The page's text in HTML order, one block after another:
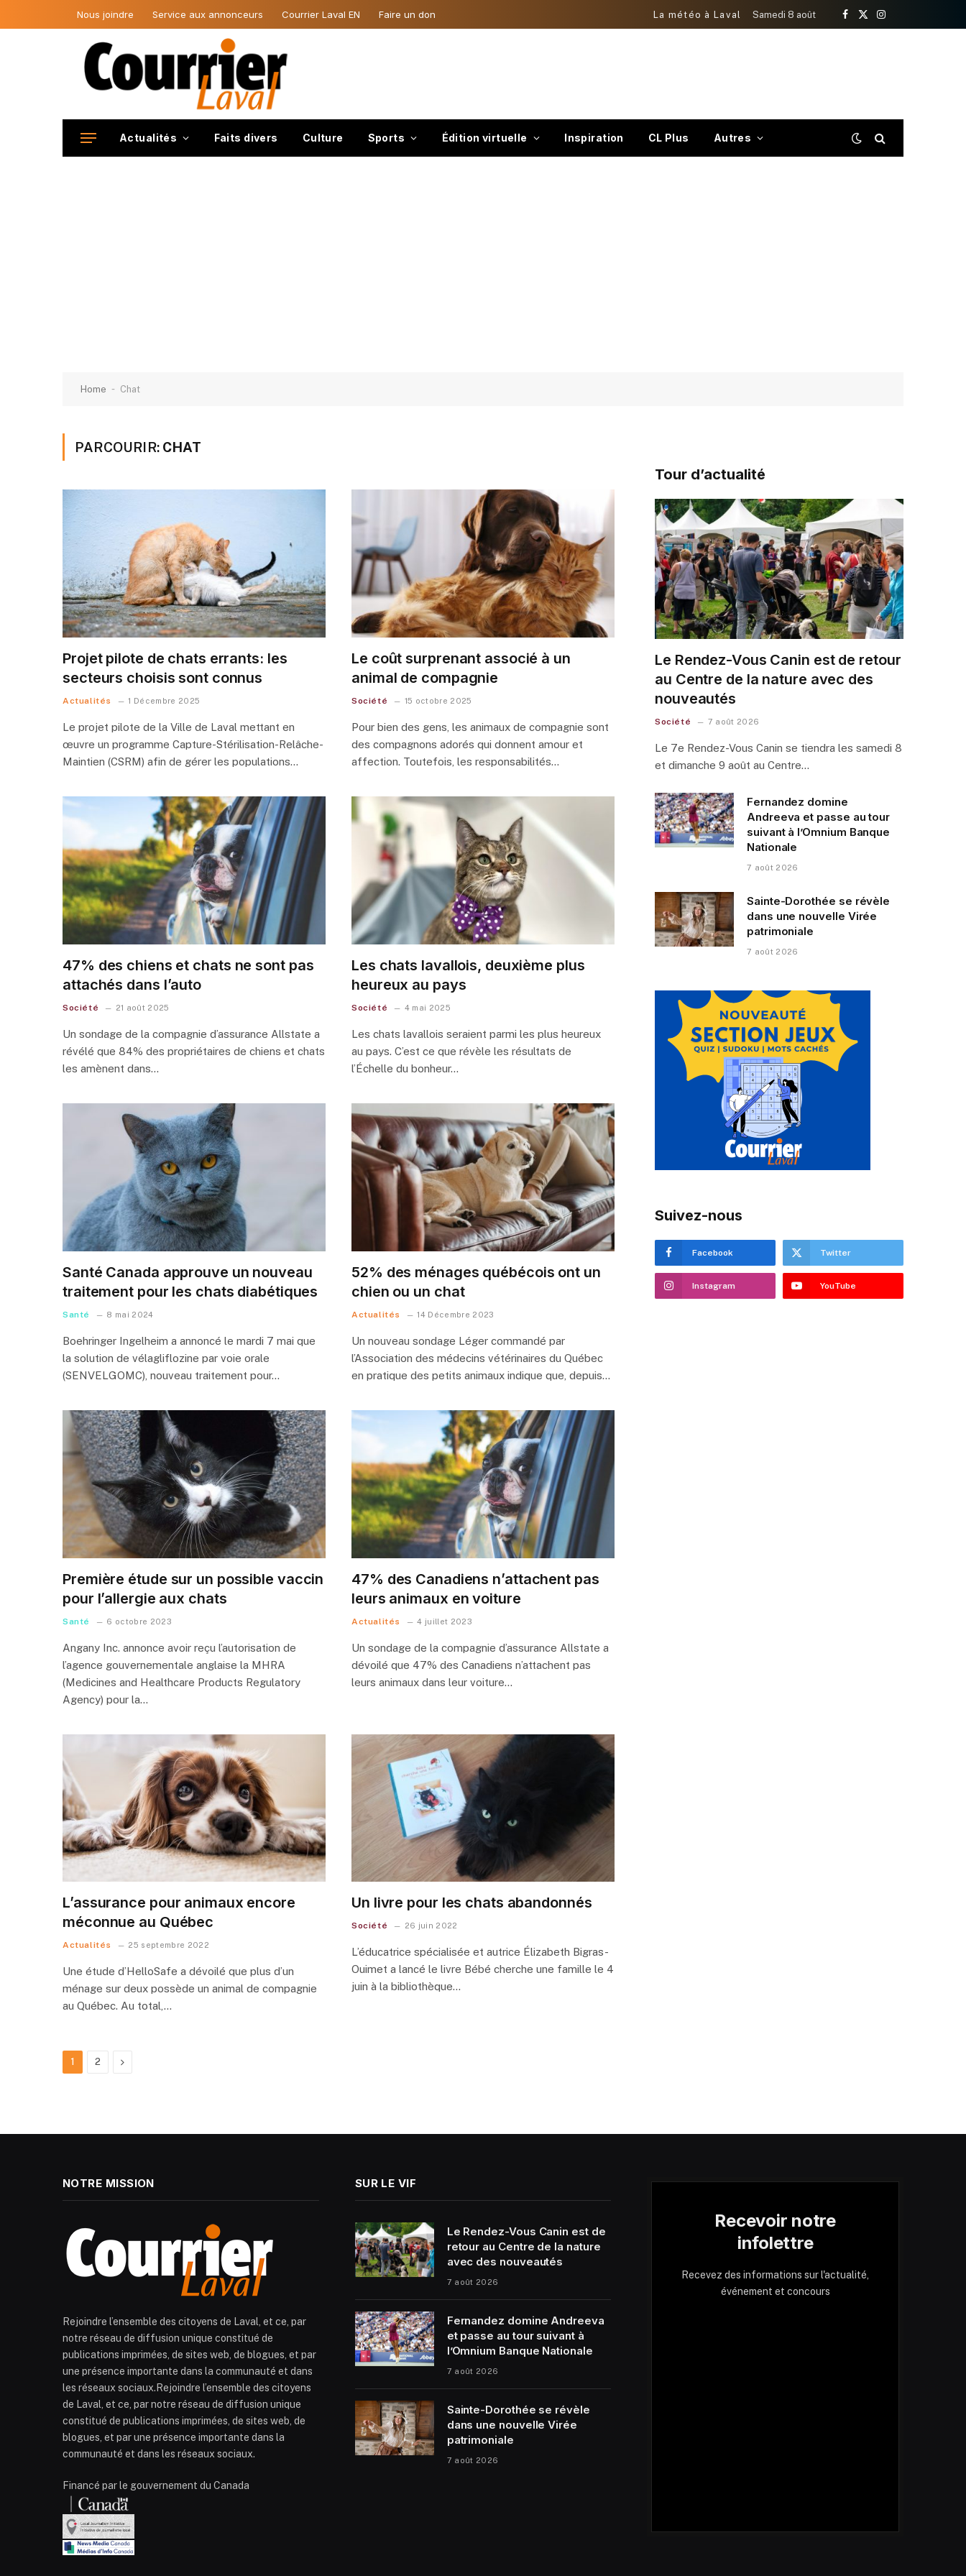
Nous joindre Service aux annonceurs Courrier Laval EN Faire un don La météo à Laval Samedi 8 août
Facebook
X
Instagram
Actualités Faits divers Culture Sports Édition virtuelle Inspiration CL Plus Autres
Home - Chat
PARCOURIR: CHAT
Projet pilote de chats errants: les
secteurs choisis sont connus
Actualités 1 Décembre 2025
Le projet pilote de la Ville de Laval mettant en
œuvre un programme Capture-Stérilisation-Relâche-
Maintien (CSRM) afin de gérer les populations…
Le coût surprenant associé à un
animal de compagnie
Société 15 octobre 2025
Pour bien des gens, les animaux de compagnie sont
des compagnons adorés qui donnent amour et
affection. Toutefois, les responsabilités…
47% des chiens et chats ne sont pas
attachés dans l’auto
Société 21 août 2025
Un sondage de la compagnie d’assurance Allstate a
révélé que 84% des propriétaires de chiens et chats
les amènent dans…
Les chats lavallois, deuxième plus
heureux au pays
Société 4 mai 2025
Les chats lavallois seraient parmi les plus heureux
au pays. C’est ce que révèle les résultats de
l’Échelle du bonheur…
Santé Canada approuve un nouveau
traitement pour les chats diabétiques
Santé 8 mai 2024
Boehringer Ingelheim a annoncé le mardi 7 mai que
la solution de vélagliflozine par voie orale
(SENVELGOMC), nouveau traitement pour…
52% des ménages québécois ont un
chien ou un chat
Actualités 14 Décembre 2023
Un nouveau sondage Léger commandé par
l’Association des médecins vétérinaires du Québec
en pratique des petits animaux indique que, depuis…
Première étude sur un possible vaccin
pour l’allergie aux chats
Santé 6 octobre 2023
Angany Inc. annonce avoir reçu l’autorisation de
l’agence gouvernementale anglaise la MHRA
(Medicines and Healthcare Products Regulatory
Agency) pour la…
47% des Canadiens n’attachent pas
leurs animaux en voiture
Actualités 4 juillet 2023
Un sondage de la compagnie d’assurance Allstate a
dévoilé que 47% des Canadiens n’attachent pas
leurs animaux dans leur voiture…
L’assurance pour animaux encore
méconnue au Québec
Actualités 25 septembre 2022
Une étude d’HelloSafe a dévoilé que plus d’un
ménage sur deux possède un animal de compagnie
au Québec. Au total,…
Un livre pour les chats abandonnés
Société 26 juin 2022
L’éducatrice spécialisée et autrice Élizabeth Bigras-
Ouimet a lancé le livre Bébé cherche une famille le 4
juin à la bibliothèque…
1 2 Next
Tour d’actualité
Le Rendez-Vous Canin est de retour
au Centre de la nature avec des
nouveautés
Société 7 août 2026
Le 7e Rendez-Vous Canin se tiendra les samedi 8
et dimanche 9 août au Centre…
Fernandez domine
Andreeva et passe au tour
suivant à l’Omnium Banque
Nationale
7 août 2026
Sainte-Dorothée se révèle
dans une nouvelle Virée
patrimoniale
7 août 2026
Suivez-nous
Facebook Twitter
Instagram YouTube
NOTRE MISSION
Rejoindre l’ensemble des citoyens de Laval, et ce, par
notre réseau de diffusion unique constitué de
publications imprimées, de sites web, de blogues, et par
une présence importante dans la communauté et dans
les réseaux sociaux.Rejoindre l’ensemble des citoyens
de Laval, et ce, par notre réseau de diffusion unique
constitué de publications imprimées, de sites web, de
blogues, et par une présence importante dans la
communauté et dans les réseaux sociaux.
Financé par le gouvernement du Canada
SUR LE VIF
Le Rendez-Vous Canin est de
retour au Centre de la nature
avec des nouveautés
7 août 2026
Fernandez domine Andreeva
et passe au tour suivant à
l’Omnium Banque Nationale
7 août 2026
Sainte-Dorothée se révèle
dans une nouvelle Virée
patrimoniale
7 août 2026
Recevoir notre
infolettre
Recevez des informations sur l'actualité,
événement et concours